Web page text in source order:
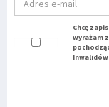
Chcę
wyrażam
Inwalidów